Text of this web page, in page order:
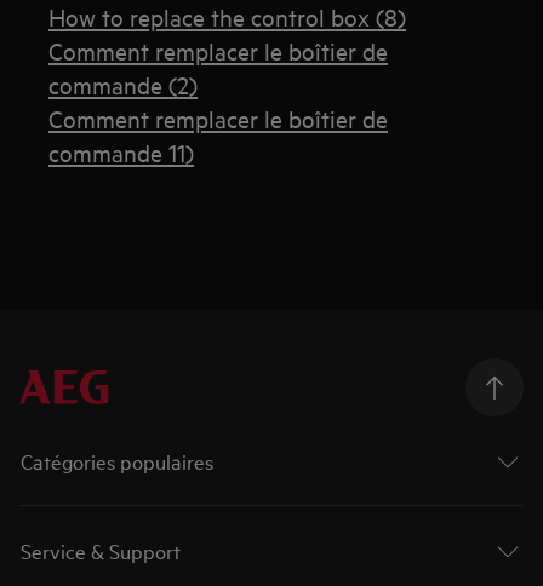
How to replace the control box (8)
Comment remplacer le boîtier de
commande (2)
Comment remplacer le boîtier de
commande 11)
Catégories populaires
Service & Support